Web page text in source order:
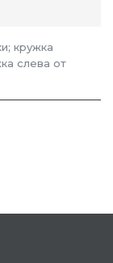
кружка
слева от